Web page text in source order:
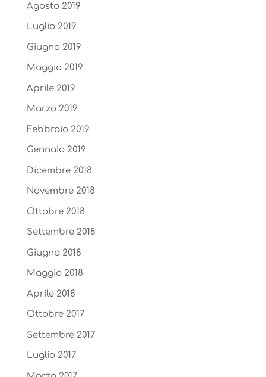
Agosto 2019
Luglio 2019
Giugno 2019
Maggio 2019
Aprile 2019
Marzo 2019
Febbraio 2019
Gennaio 2019
Dicembre 2018
Novembre 2018
Ottobre 2018
Settembre 2018
Giugno 2018
Maggio 2018
Aprile 2018
Ottobre 2017
Settembre 2017
Luglio 2017